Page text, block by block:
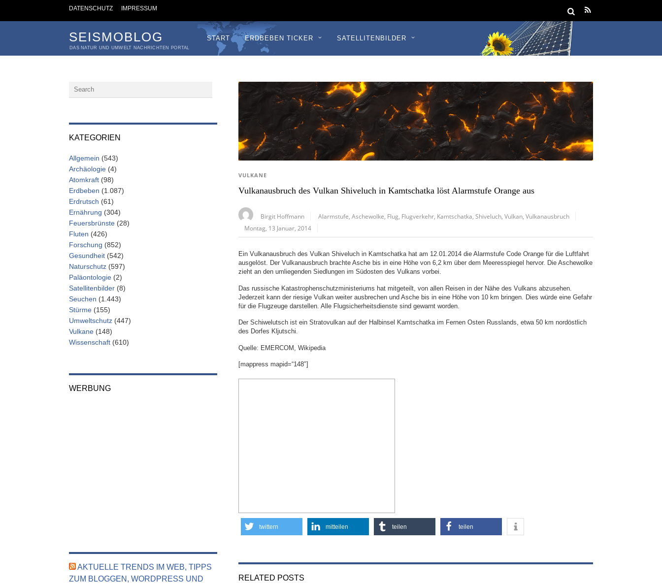
DATENSCHUTZ IMPRESSUM
SEISMOBLOG
DAS NATUR UND UMWELT NACHRICHTEN PORTAL
START ERDBEBEN TICKER SATELLITENBILDER
VULKANE
Vulkanausbruch des Vulkan Shiveluch in Kamtschatka löst Alarmstufe Orange aus
Birgit Hoffmann Alarmstufe ,Aschewolke Flug Flugverkehr Kamtschatka ,Shiveluch ,Vulkan ,Vulkanausbruch
Montag, 13 Januar, 2014
Ein Vulkanausbruch des Vulkan Shiveluch in Kamtschatka hat am 12.01.2014 die Alarmstufe Code Orange für die Luftfahrt
ausgelöst. Der Vulkanausbruch brachte Asche bis in eine Höhe von 6,2 km über dem Meeresspiegel hervor. Die Aschewolke
zieht an den umliegenden Siedlungen im Südosten des Vulkans vorbei.
Das russische Katastrophenschutzministeriums hat mitgeteilt, von allen Reisen in der Nähe des Vulkans abzusehen.
Jederzeit kann der riesige Vulkan weiter ausbrechen und Asche bis in eine Höhe von 10 km bringen. Dies würde eine Gefahr
für die Flugzeuge darstellen. Alle Flugsicherheitsdienste sind gewarnt worden.
Der Schiwelutsch ist ein Stratovulkan auf der Halbinsel Kamtschatka im Fernen Osten Russlands, etwa 50 km nordöstlich
des Dorfes Kljutschi.
Quelle: EMERCOM, Wikipedia
[mappress mapid=“148″]
twittern mitteilen teilen teilen
RELATED POSTS
KATEGORIEN
Allgemein (543)
Archäologie (4)
Atomkraft (98)
Erdbeben (1.087)
Erdrutsch (61)
Ernährung (304)
Feuersbrünste (28)
Fluten (426)
Forschung (852)
Gesundheit (542)
Naturschutz (597)
Paläontologie (2)
Satellitenbilder (8)
Seuchen (1.443)
Stürme (155)
Umweltschutz (447)
Vulkane (148)
Wissenschaft (610)
WERBUNG
AKTUELLE TRENDS IM WEB, TIPPS
ZUM BLOGGEN, WORDPRESS UND